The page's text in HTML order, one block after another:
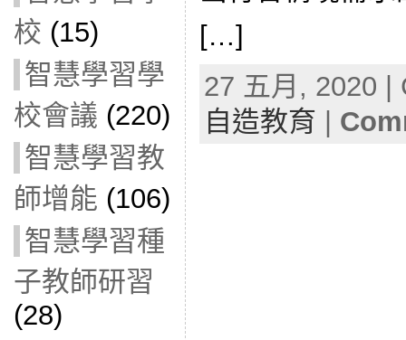
校 (15)
智慧學習學
校會議 (220)
智慧學習教
師增能 (106)
智慧學習種
子教師研習
(28)
[…]
27 五月, 2020
自造教育 |